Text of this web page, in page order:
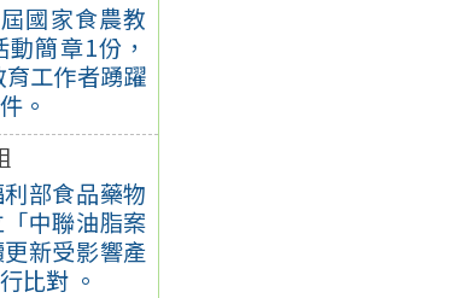
國家食農教
簡章1份，
工作者踴躍
。
部食品藥物
中聯油脂案
新受影響產
比對 。